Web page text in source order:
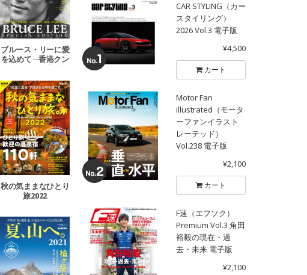
ブルース・リーに愛
を込めて ─香港クン
─
秋の気ままなひとり
旅2022
CAR STYLING（カー
スタイリング）
2026 Vol.3 電子版
¥4,500
カート
Motor Fan
illustrated（モータ
ーファンイラスト
レーテッド）
Vol.238 電子版
¥2,100
カート
F速（エフソク）
Premium Vol.3 角田
裕毅の現在・過
去・未来 電子版
¥2,100